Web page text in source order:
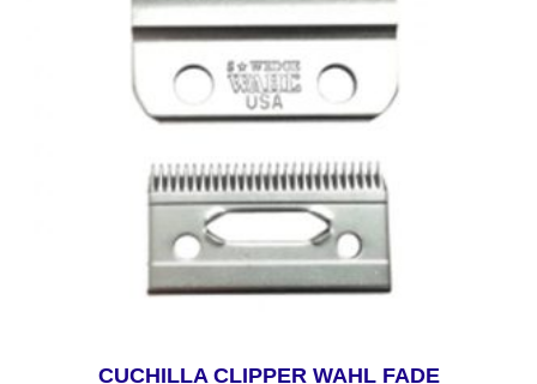
CUCHILLA CLIPPER WAHL FADE